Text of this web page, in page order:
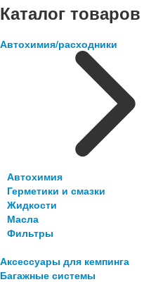
Каталог товаров
Автохимия/расходники
Автохимия
Герметики и смазки
Жидкости
Масла
Фильтры
Аксессуары для кемпинга
Багажные системы